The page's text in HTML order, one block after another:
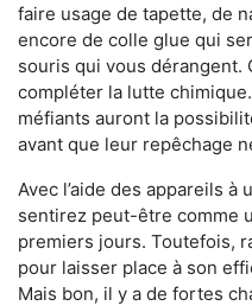
faire usage de tapette, de
encore de colle glue qui
souris qui vous dérangent.
compléter la lutte
méfiants auront la
avant que leur repêchage
Avec l’aide des appareils à
sentirez peut-être comme
premiers jours. Toutefois,
pour laisser place à son
Mais bon, il y a de fortes